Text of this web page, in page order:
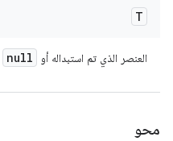
T
العنصر الذي تم استبداله أو null
محو